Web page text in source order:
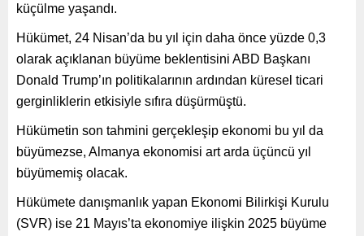
küçülme yaşandı.
Hükümet, 24 Nisan’da bu yıl için daha önce yüzde 0,3
olarak açıklanan büyüme beklentisini ABD Başkanı
Donald Trump’ın politikalarının ardından küresel ticari
gerginliklerin etkisiyle sıfıra düşürmüştü.
Hükümetin son tahmini gerçekleşip ekonomi bu yıl da
büyümezse, Almanya ekonomisi art arda üçüncü yıl
büyümemiş olacak.
Hükümete danışmanlık yapan Ekonomi Bilirkişi Kurulu
(SVR) ise 21 Mayıs’ta ekonomiye ilişkin 2025 büyüme